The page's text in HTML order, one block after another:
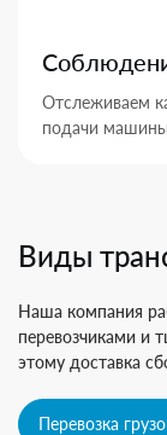
Отслеживаем
подачи машины
Виды
Наша компания
перевозчиками и
этому доставка
Перевозка